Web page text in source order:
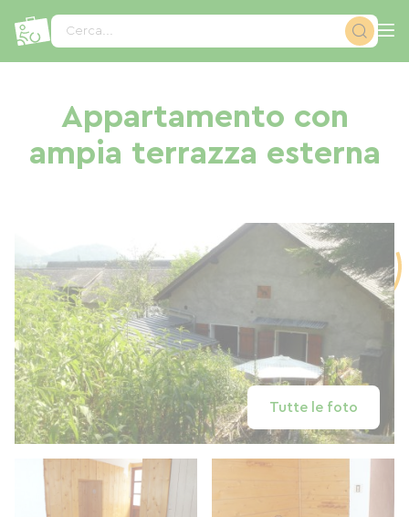
Cerca...
Appartamento con
ampia terrazza esterna
Tutte le foto
Pannello di gestione dei cookies